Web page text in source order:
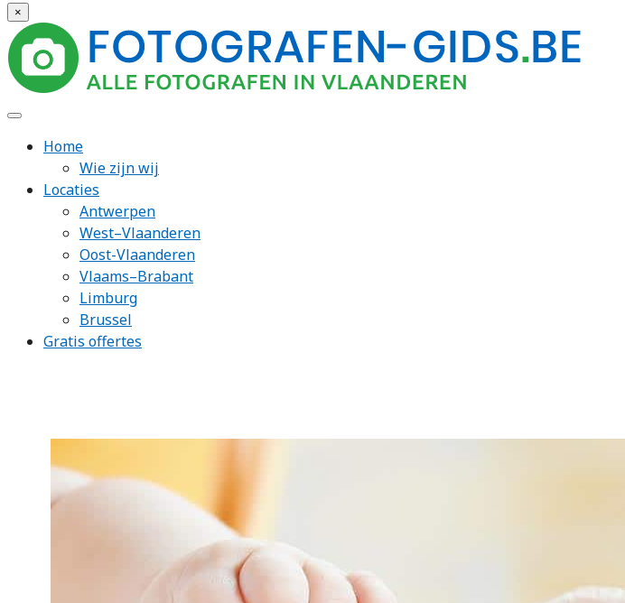
×
Home
Wie zijn wij
Locaties
Antwerpen
West–Vlaanderen
Oost-Vlaanderen
Vlaams–Brabant
Limburg
Brussel
Gratis offertes